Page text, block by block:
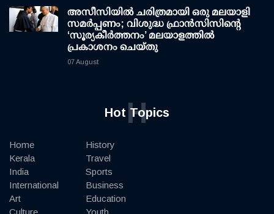
അസീസിയിൽ ചരിത്രമായി ഒരു മലയാളി
സമർപ്പണം; വിശുദ്ധ ഫ്രാൻസിസിന്റെ
‘സൂര്യകീർത്തനം’ മലയാളത്തിൽ
പ്രകാശനം ചെയ്തു
07 August
Hot Topics
H
Home
Kerala
India
International
Art
Culture
History
Travel
Sports
Business
Education
Youth